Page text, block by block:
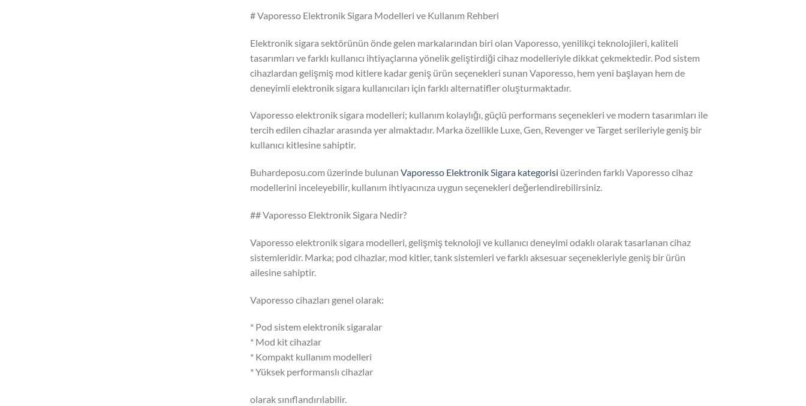
# Vaporesso Elektronik Sigara Modelleri ve Kullanım Rehberi
Elektronik sigara sektörünün önde gelen markalarından biri olan Vaporesso, yenilikçi teknolojileri, kaliteli
tasarımları ve farklı kullanıcı ihtiyaçlarına yönelik geliştirdiği cihaz modelleriyle dikkat çekmektedir. Pod sistem
cihazlardan gelişmiş mod kitlere kadar geniş ürün seçenekleri sunan Vaporesso, hem yeni başlayan hem de
deneyimli elektronik sigara kullanıcıları için farklı alternatifler oluşturmaktadır.
Vaporesso elektronik sigara modelleri; kullanım kolaylığı, güçlü performans seçenekleri ve modern tasarımları ile
tercih edilen cihazlar arasında yer almaktadır. Marka özellikle Luxe, Gen, Revenger ve Target serileriyle geniş bir
kullanıcı kitlesine sahiptir.
Buhardeposu.com üzerinde bulunan Vaporesso Elektronik Sigara kategorisi üzerinden farklı Vaporesso cihaz
modellerini inceleyebilir, kullanım ihtiyacınıza uygun seçenekleri değerlendirebilirsiniz.
## Vaporesso Elektronik Sigara Nedir?
Vaporesso elektronik sigara modelleri, gelişmiş teknoloji ve kullanıcı deneyimi odaklı olarak tasarlanan cihaz
sistemleridir. Marka; pod cihazlar, mod kitler, tank sistemleri ve farklı aksesuar seçenekleriyle geniş bir ürün
ailesine sahiptir.
Vaporesso cihazları genel olarak:
* Pod sistem elektronik sigaralar
* Mod kit cihazlar
* Kompakt kullanım modelleri
* Yüksek performanslı cihazlar
olarak sınıflandırılabilir.